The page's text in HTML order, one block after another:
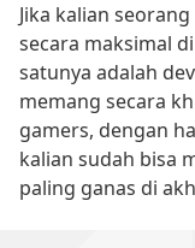
Jika kalian
secara maksimal
satunya adalah
memang secara
gamers, dengan
kalian sudah bisa
paling ganas di